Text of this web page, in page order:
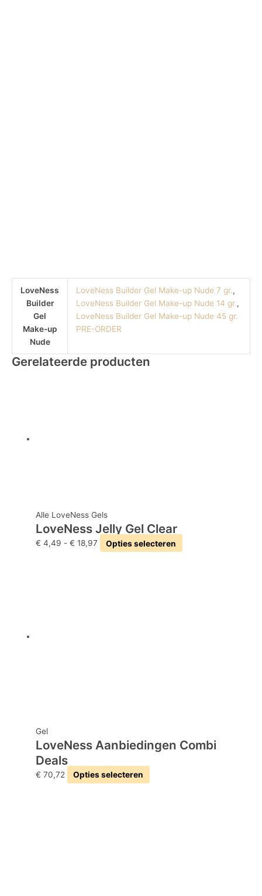
LoveNess
Builder
Gel
Make-up
Nude
LoveNess Builder Gel Make-up Nude 7 gr.,
LoveNess Builder Gel Make-up Nude 14 gr.,
LoveNess Builder Gel Make-up Nude 45 gr.
PRE-ORDER
Gerelateerde producten
Alle LoveNess Gels
LoveNess Jelly Gel Clear
€ 4,49 - € 18,97 Opties selecteren
Gel
LoveNess Aanbiedingen Combi
Deals
€ 70,72 Opties selecteren